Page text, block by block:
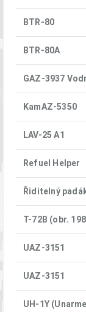
BTR-80
BTR-80A
GAZ-3937
KamAZ-5350
LAV-25 A1
Refuel Helper
Řiditelný
T-72B (obr.
UAZ-3151
UAZ-3151
UH-1Y